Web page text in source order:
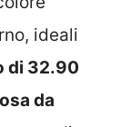
ideali
di 32.90
da